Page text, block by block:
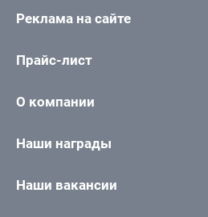
Реклама на сайте
Прайс-лист
О компании
Наши награды
Наши вакансии